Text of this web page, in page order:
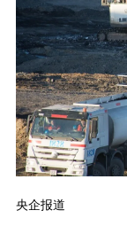
央企报道